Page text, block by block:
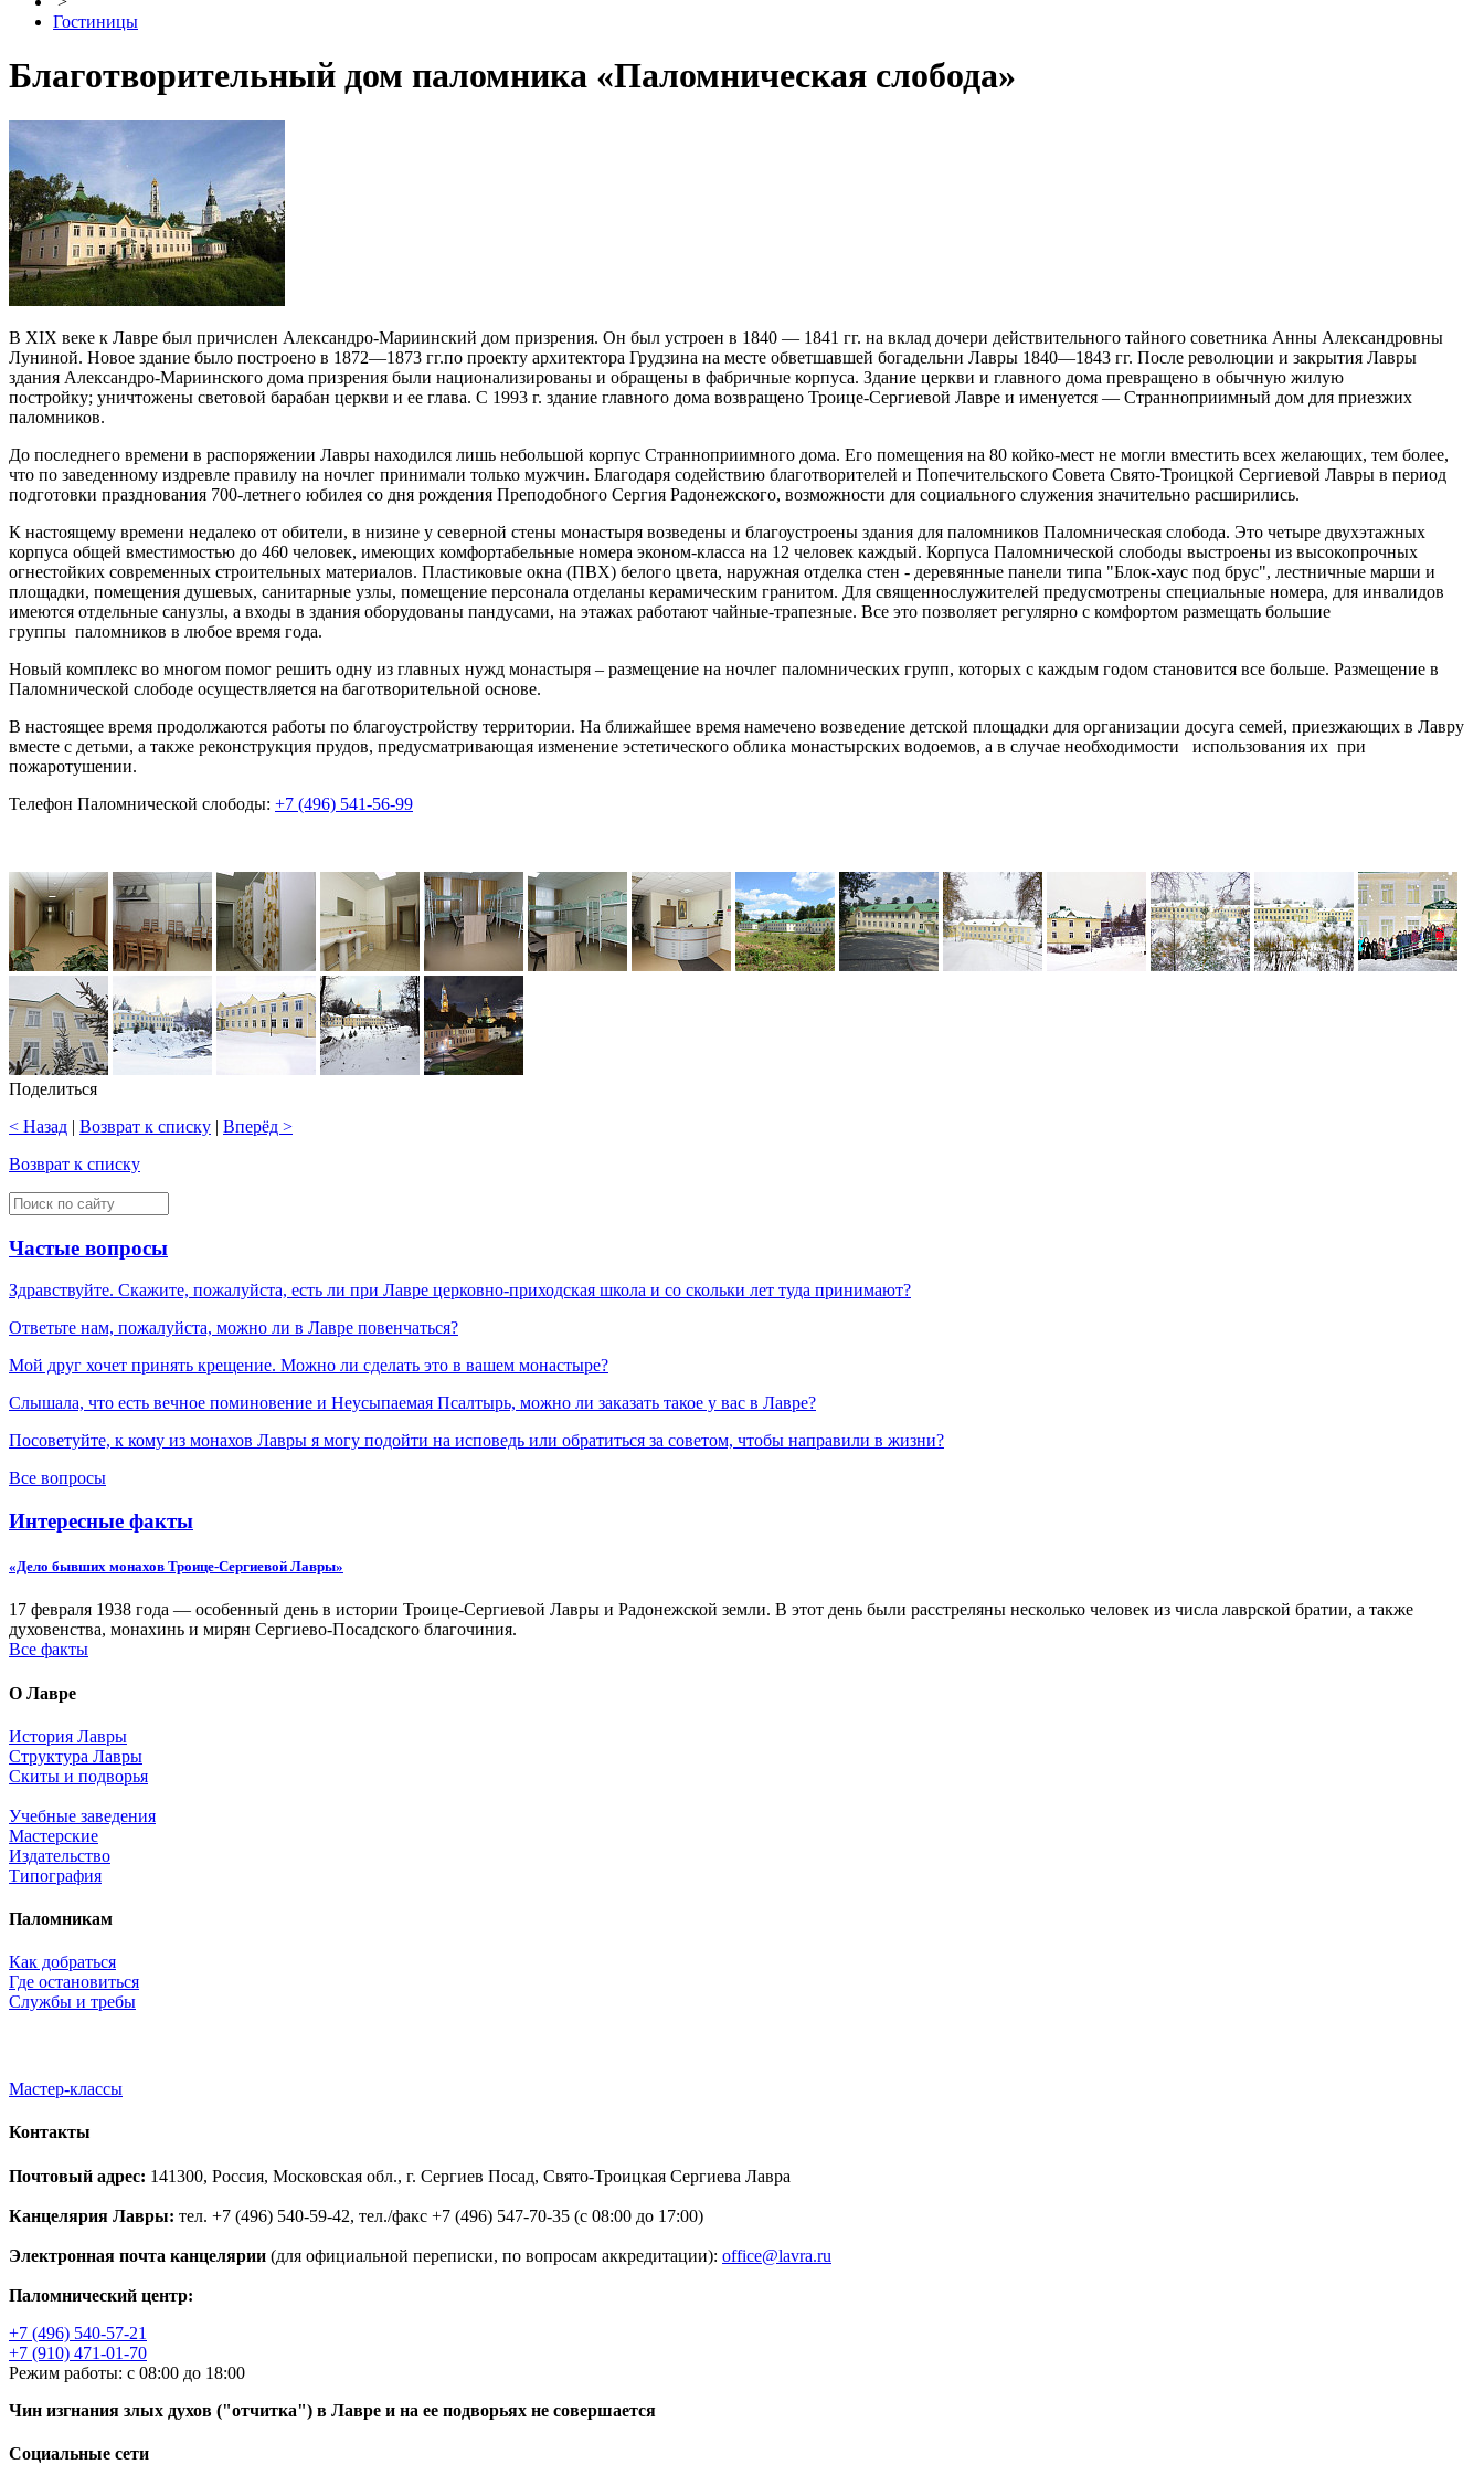
Гостиницы
Благотворительный дом паломника «Паломническая слобода»
В XIX веке к Лавре был причислен Александро-Мариинский дом призрения. Он был устроен в 1840 — 1841 гг. на вклад дочери действительного тайного советника Анны Александровны
Луниной. Новое здание было построено в 1872—1873 гг.по проекту архитектора Грудзина на месте обветшавшей богадельни Лавры 1840—1843 гг. После революции и закрытия Лавры
здания Александро-Мариинского дома призрения были национализированы и обращены в фабричные корпуса. Здание церкви и главного дома превращено в обычную жилую
постройку; уничтожены световой барабан церкви и ее глава. С 1993 г. здание главного дома возвращено Троице-Сергиевой Лавре и именуется — Странноприимный дом для приезжих
паломников.
До последнего времени в распоряжении Лавры находился лишь небольшой корпус Странноприимного дома. Его помещения на 80 койко-мест не могли вместить всех желающих, тем более,
что по заведенному издревле правилу на ночлег принимали только мужчин. Благодаря содействию благотворителей и Попечительского Совета Свято-Троицкой Сергиевой Лавры в период
подготовки празднования 700-летнего юбилея со дня рождения Преподобного Сергия Радонежского, возможности для социального служения значительно расширились.
К настоящему времени недалеко от обители, в низине у северной стены монастыря возведены и благоустроены здания для паломников Паломническая слобода. Это четыре двухэтажных
корпуса общей вместимостью до 460 человек, имеющих комфортабельные номера эконом-класса на 12 человек каждый. Корпуса Паломнической слободы выстроены из высокопрочных
огнестойких современных строительных материалов. Пластиковые окна (ПВХ) белого цвета, наружная отделка стен - деревянные панели типа "Блок-хаус под брус", лестничные марши и
площадки, помещения душевых, санитарные узлы, помещение персонала отделаны керамическим гранитом. Для священнослужителей предусмотрены специальные номера, для инвалидов
имеются отдельные санузлы, а входы в здания оборудованы пандусами, на этажах работают чайные-трапезные. Все это позволяет регулярно с комфортом размещать большие
группы паломников в любое время года.
Новый комплекс во многом помог решить одну из главных нужд монастыря – размещение на ночлег паломнических групп, которых с каждым годом становится все больше. Размещение в
Паломнической слободе осуществляется на баготворительной основе.
В настоящее время продолжаются работы по благоустройству территории. На ближайшее время намечено возведение детской площадки для организации досуга семей, приезжающих в Лавру
вместе с детьми, а также реконструкция прудов, предусматривающая изменение эстетического облика монастырских водоемов, а в случае необходимости использования их при
пожаротушении.
Телефон Паломнической слободы: +7 (496) 541-56-99
Поделиться
< Назад | Возврат к списку | Вперёд >
Возврат к списку
Частые вопросы
Здравствуйте. Скажите, пожалуйста, есть ли при Лавре церковно-приходская школа и со скольки лет туда принимают?
Ответьте нам, пожалуйста, можно ли в Лавре повенчаться?
Мой друг хочет принять крещение. Можно ли сделать это в вашем монастыре?
Слышала, что есть вечное поминовение и Неусыпаемая Псалтырь, можно ли заказать такое у вас в Лавре?
Посоветуйте, к кому из монахов Лавры я могу подойти на исповедь или обратиться за советом, чтобы направили в жизни?
Все вопросы
Интересные факты
«Дело бывших монахов Троице-Сергиевой Лавры»
17 февраля 1938 года — особенный день в истории Троице-Сергиевой Лавры и Радонежской земли. В этот день были расстреляны несколько человек из числа лаврской братии, а также
духовенства, монахинь и мирян Сергиево-Посадского благочиния.
Все факты
О Лавре
История Лавры
Структура Лавры
Скиты и подворья
Учебные заведения
Мастерские
Издательство
Типография
Паломникам
Как добраться
Где остановиться
Службы и требы
Мастер-классы
Контакты
Почтовый адрес: 141300, Россия, Московская обл., г. Сергиев Посад, Свято-Троицкая Сергиева Лавра
Канцелярия Лавры: тел. +7 (496) 540-59-42, тел./факс +7 (496) 547-70-35 (с 08:00 до 17:00)
Электронная почта канцелярии (для официальной переписки, по вопросам аккредитации): office@lavra.ru
Паломнический центр:
+7 (496) 540-57-21
+7 (910) 471-01-70
Режим работы: с 08:00 до 18:00
Чин изгнания злых духов ("отчитка") в Лавре и на ее подворьях не совершается
Социальные сети